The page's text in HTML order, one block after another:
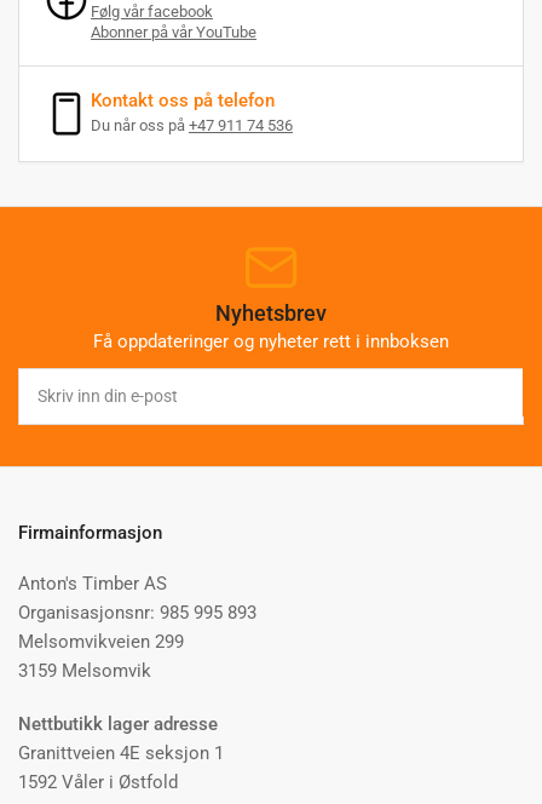
Følg vår facebook
Abonner på vår YouTube
Kontakt oss på telefon
Du når oss på +47 911 74 536
Nyhetsbrev
Få oppdateringer og nyheter rett i innboksen
inn
din
post
Firmainformasjon
Anton's Timber AS
Organisasjonsnr: 985 995 893
Melsomvikveien 299
3159 Melsomvik
Nettbutikk lager adresse
Granittveien 4E seksjon 1
1592 Våler i Østfold